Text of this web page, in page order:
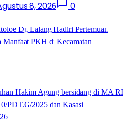
8, 2026 0
Dg Lalang Hadiri Pertemuan
Manfaat PKH di Kecamatan
Hakim Agung bersidang di MA RI
PDT.G/2025 dan Kasasi